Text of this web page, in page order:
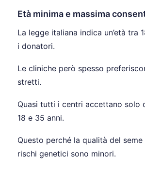
Età minima e massima
La legge italiana indica un’età tra
i donatori.
Le cliniche però spesso
stretti.
Quasi tutti i centri accettano solo
18 e 35 anni.
Questo perché la qualità del
rischi genetici sono minori.